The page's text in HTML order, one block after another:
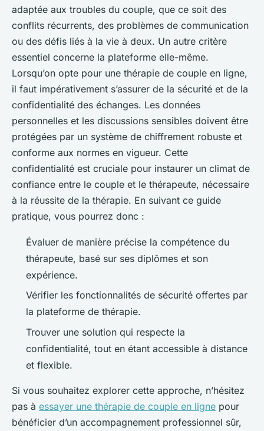
adaptée aux troubles du couple, que ce soit des
conflits récurrents, des problèmes de communication
ou des défis liés à la vie à deux. Un autre critère
essentiel concerne la plateforme elle-même.
Lorsqu’on opte pour une thérapie de couple en ligne,
il faut impérativement s’assurer de la sécurité et de la
confidentialité des échanges. Les données
personnelles et les discussions sensibles doivent être
protégées par un système de chiffrement robuste et
conforme aux normes en vigueur. Cette
confidentialité est cruciale pour instaurer un climat de
confiance entre le couple et le thérapeute, nécessaire
à la réussite de la thérapie. En suivant ce guide
pratique, vous pourrez donc :
Évaluer de manière précise la compétence du
thérapeute, basé sur ses diplômes et son
expérience.
Vérifier les fonctionnalités de sécurité offertes par
la plateforme de thérapie.
Trouver une solution qui respecte la
confidentialité, tout en étant accessible à distance
et flexible.
Si vous souhaitez explorer cette approche, n’hésitez
pas à essayer une thérapie de couple en ligne pour
bénéficier d’un accompagnement professionnel sûr,